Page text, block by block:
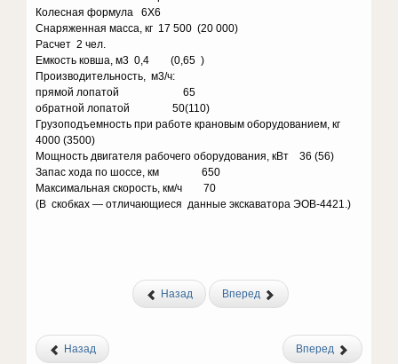
Колесная формула 6X6
Снаряженная масса, кг 17 500 (20 000)
Расчет 2 чел.
Емкость ковша, м3 0,4 (0,65 )
Производительность, м3/ч:
прямой лопатой 65
обратной лопатой 50(110)
Грузоподъемность при работе крановым оборудованием, кг
4000 (3500)
Мощность двигателя рабочего оборудования, кВт 36 (56)
Запас хода по шоссе, км 650
Максимальная скорость, км/ч 70
(В скобках — отличающиеся данные экскаватора ЭОВ-4421.)
Назад Вперед
Назад Вперед